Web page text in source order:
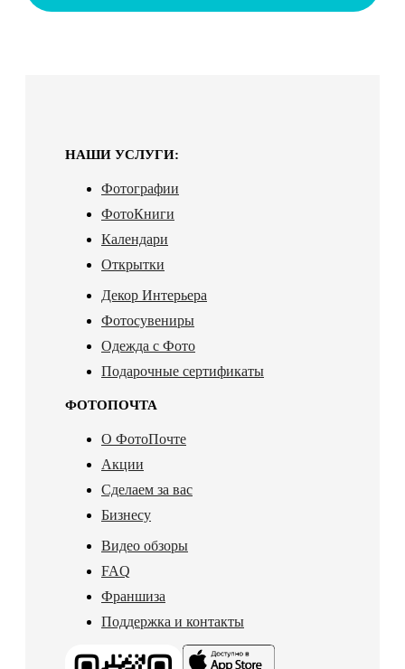
НАШИ УСЛУГИ:
Фотографии
ФотоКниги
Календари
Открытки
Декор Интерьера
Фотосувениры
Одежда с Фото
Подарочные сертификаты
ФОТОПОЧТА
О ФотоПочте
Акции
Сделаем за вас
Бизнесу
Видео обзоры
FAQ
Франшиза
Поддержка и контакты